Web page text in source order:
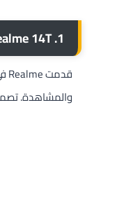
1. Realme 14T (ريلمي 14 تي)
والمشاهدة.